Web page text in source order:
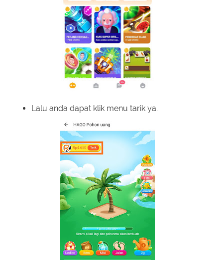
Lalu anda dapat klik menu tarik ya.